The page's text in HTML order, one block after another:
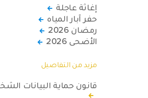
إغاثة عاجلة
حفر آبار المياه
رمضان 2026
الأضحى 2026
مزيد من التفاصيل
قانون حماية البيانات